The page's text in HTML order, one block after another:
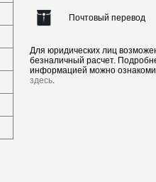
Почтовый перевод
Для юридических лиц
безналичный расчет.
информацией можно
здесь.